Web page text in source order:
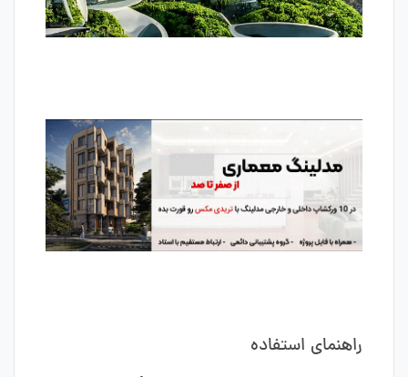
راهنمای استفاده